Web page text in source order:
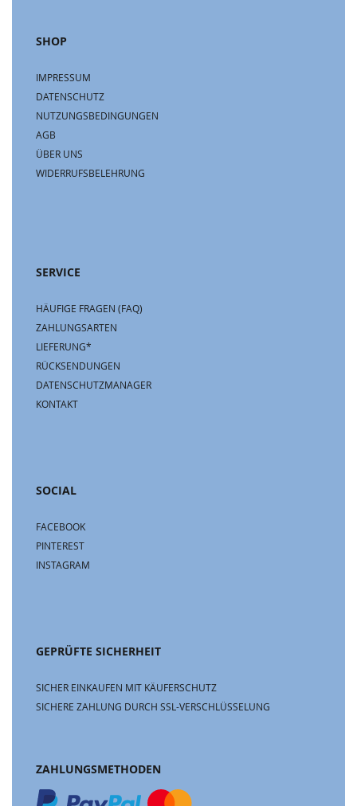
SHOP
IMPRESSUM
DATENSCHUTZ
NUTZUNGSBEDINGUNGEN
AGB
ÜBER UNS
WIDERRUFSBELEHRUNG
SERVICE
HÄUFIGE FRAGEN (FAQ)
ZAHLUNGSARTEN
LIEFERUNG*
RÜCKSENDUNGEN
DATENSCHUTZMANAGER
KONTAKT
SOCIAL
FACEBOOK
PINTEREST
INSTAGRAM
GEPRÜFTE SICHERHEIT
SICHER EINKAUFEN MIT KÄUFERSCHUTZ
SICHERE ZAHLUNG DURCH SSL-VERSCHLÜSSELUNG
ZAHLUNGSMETHODEN